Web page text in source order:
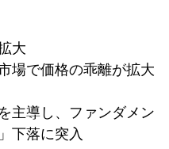
大
場で価格の乖離が拡大
主導し、ファンダメン
下落に突入